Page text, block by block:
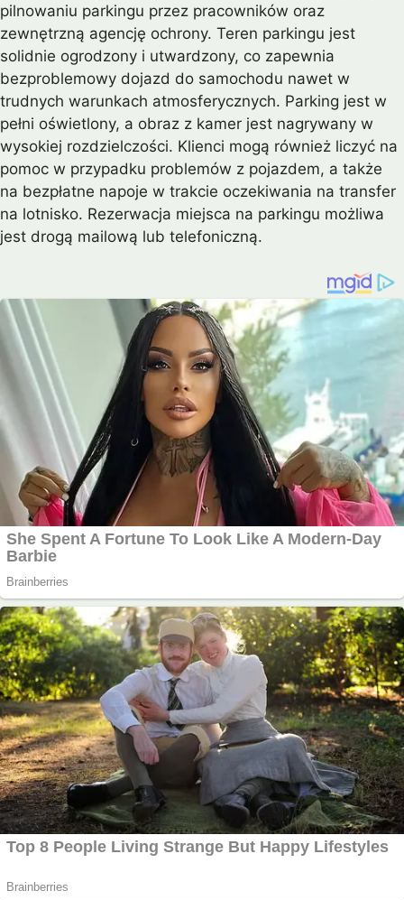
pilnowaniu parkingu przez pracowników oraz
zewnętrzną agencję ochrony. Teren parkingu jest
solidnie ogrodzony i utwardzony, co zapewnia
bezproblemowy dojazd do samochodu nawet w
trudnych warunkach atmosferycznych. Parking jest w
pełni oświetlony, a obraz z kamer jest nagrywany w
wysokiej rozdzielczości. Klienci mogą również liczyć na
pomoc w przypadku problemów z pojazdem, a także
na bezpłatne napoje w trakcie oczekiwania na transfer
na lotnisko. Rezerwacja miejsca na parkingu możliwa
jest drogą mailową lub telefoniczną.